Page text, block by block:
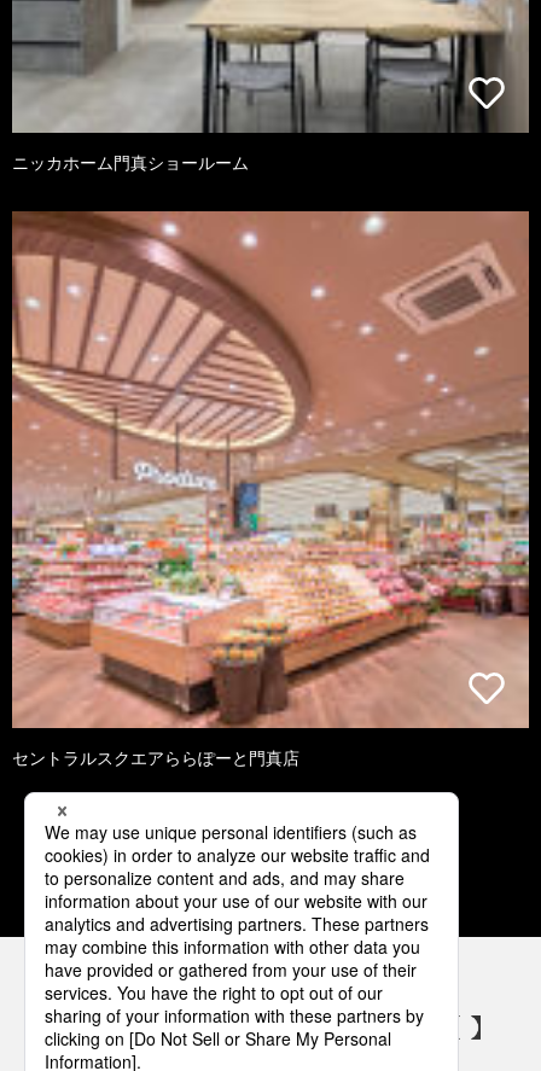
ニッカホーム門真ショールーム
セントラルスクエアららぽーと門真店
1 2 3 4 5
パナソニックの電気設備 SNSアカウント